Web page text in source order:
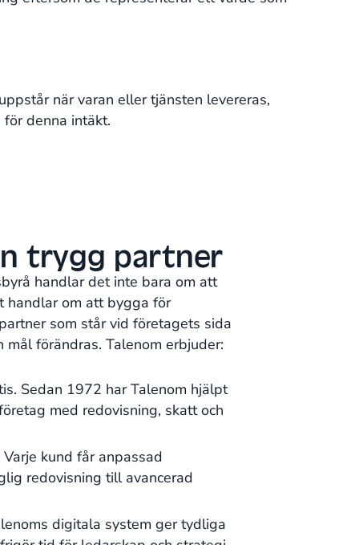
när varan eller tjänsten levereras,
denna intäkt.
trygg partner
handlar det inte bara om att
om att bygga för
som står vid företagets sida
mål förändras. Talenom erbjuder:
Sedan 1972 har Talenom hjälpt
med redovisning, skatt och
kund får anpassad
redovisning till avancerad
digitala system ger tydliga